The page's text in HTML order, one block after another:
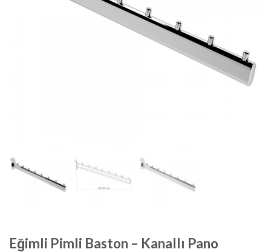
Eğimli Pimli Baston – Kanallı Pano